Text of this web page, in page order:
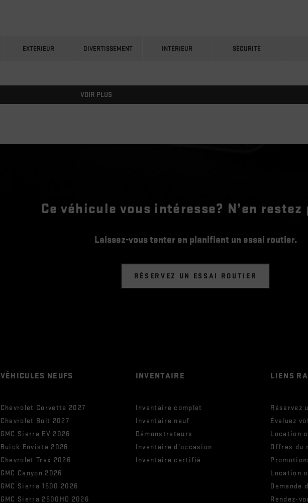
EXTÉRIEUR DIVERTISSEMENT INTÉRIEUR SÉCURITÉ
VOIR PLUS
Ce véhicule vous intéresse? N’en restez
Laissez-vous tenter en planifiant un essai routier.
RÉSERVEZ UN ESSAI ROUTIER
VÉHICULES NEUFS
Chevrolet Corvette 2027
Chevrolet Bolt 2027
GMC Sierra EV 2026
Buick Envista 2026
Chevrolet Trax 2026
GMC Canyon 2026
GMC Sierra 1500 2026
GMC Sierra 2500HD 2026
INVENTAIRE
Inventaire complet
Inventaire neuf
Démonstrateurs
Inventaire d’occasion
Inventaire certifié
LIENS
Réservez
Évaluez
Location
Offres du
Location
Demande
Rendez-